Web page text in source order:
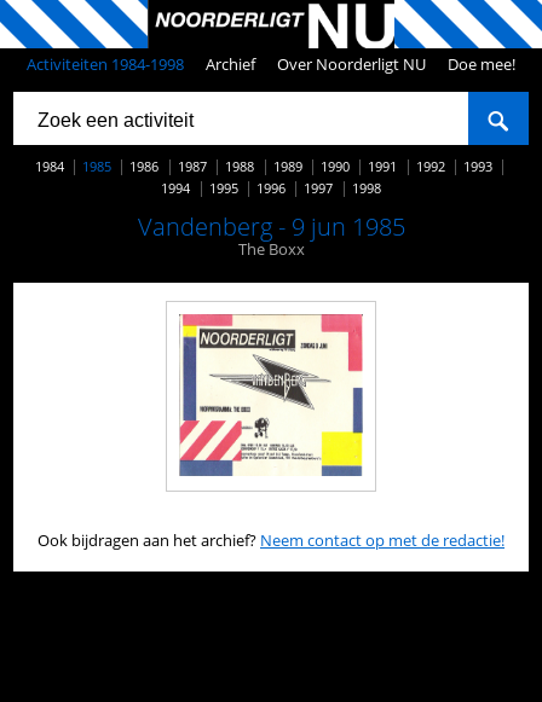
Activiteiten 1984-1998 Archief Over Noorderligt NU Doe mee!
1984 1985 1986 1987 1988 1989 1990 1991 1992
1993
1994
1995 1996 1997 1998
Vandenberg - 9 jun 1985
The Boxx
Ook bijdragen aan het archief? Neem contact op met de redactie!